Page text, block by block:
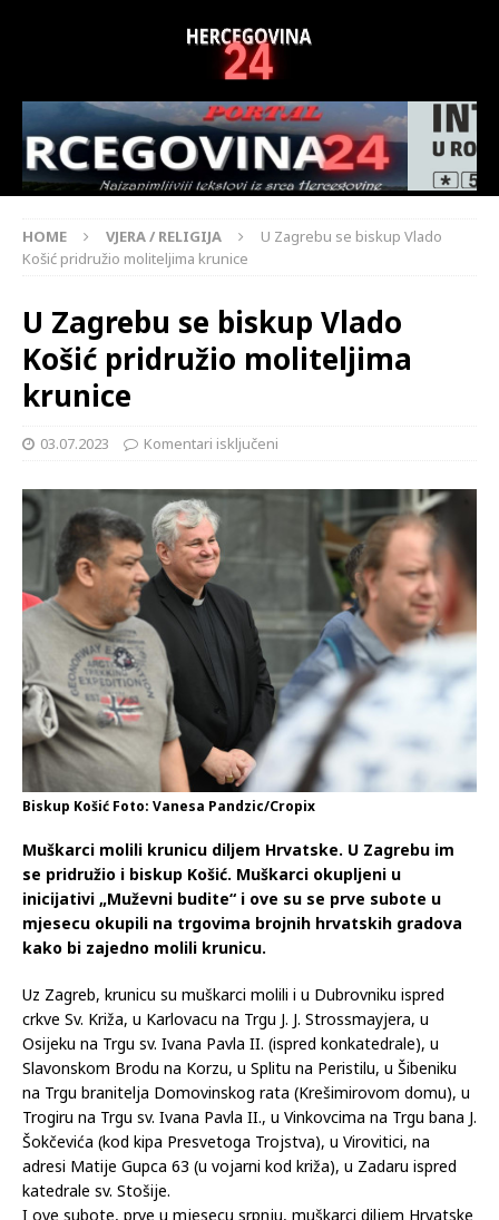
HOME VJERA / RELIGIJA
U Zagrebu se biskup Vlado
Košić pridružio moliteljima krunice
U Zagrebu se biskup Vlado
Košić pridružio moliteljima
krunice
03.07.2023 Komentari isključeni
Biskup Košić Foto: Vanesa Pandzic/Cropix
Muškarci molili krunicu diljem Hrvatske. U Zagrebu im
se pridružio i biskup Košić. Muškarci okupljeni u
inicijativi „Muževni budite“ i ove su se prve subote u
mjesecu okupili na trgovima brojnih hrvatskih gradova
kako bi zajedno molili krunicu.
Uz Zagreb, krunicu su muškarci molili i u Dubrovniku ispred
crkve Sv. Križa, u Karlovacu na Trgu J. J. Strossmayjera, u
Osijeku na Trgu sv. Ivana Pavla II. (ispred konkatedrale), u
Slavonskom Brodu na Korzu, u Splitu na Peristilu, u Šibeniku
na Trgu branitelja Domovinskog rata (Krešimirovom domu), u
Trogiru na Trgu sv. Ivana Pavla II., u Vinkovcima na Trgu bana J.
Šokčevića (kod kipa Presvetoga Trojstva), u Virovitici, na
adresi Matije Gupca 63 (u vojarni kod križa), u Zadaru ispred
katedrale sv. Stošije.
I ove subote, prve u mjesecu srpnju, muškarci diljem Hrvatske